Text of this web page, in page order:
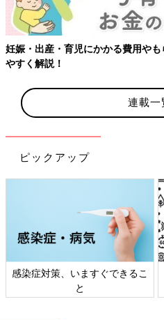
妊娠・出産・育児にかかる費用や
やすく解説！
連載一
ピックアップ
感染症対策、いますぐできるこ
と